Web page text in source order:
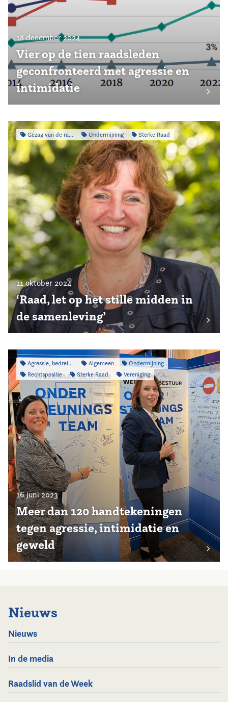
18 december 2024
Vier op de tien raadsleden
geconfronteerd met agressie en
intimidatie
Gezag van de raad Ondermijning Sterke Raad
11 oktober 2024
‘Raad, let op het stille midden in
de samenleving’
Agressie, bedreiging & intimidatie Algemeen
Ondermijning
Rechtspositie
Sterke Raad Vereniging
16 juni 2023
Meer dan 120 handtekeningen
tegen agressie, intimidatie en
geweld
Nieuws
Nieuws
In de media
Raadslid van de Week